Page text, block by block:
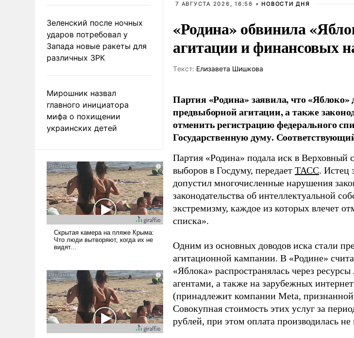
Зеленский после ночных
ударов потребовал у
Запада новые ракеты для
различных ЗРК
Мирошник назвал
главного инициатора
мифа о похищении
украинских детей
7 АВГУСТА 2026, 16:56 • НОВОСТИ ДНЯ
«Родина» обвинила
агитации и финансовых
Tекст: Елизавета Шишкова
Партия «Родина» заявила, что
предвыборной агитации, а также
отменить регистрацию федерального
Государственную думу.
Партия «Родина» подала иск в Верховный
выборов в Госдуму, передает ТАСС. Истец
допустил многочисленные нарушения
законодательства об интеллектуальной
экстремизму, каждое из которых влечет
списка».
Одним из основных доводов иска стали
агитационной кампании. В «Родине»
«Яблока» распространялась через
агентами, а также на зарубежных
(принадлежит компании Meta, признанной
Совокупная стоимость этих услуг за
рублей, при этом оплата производилась